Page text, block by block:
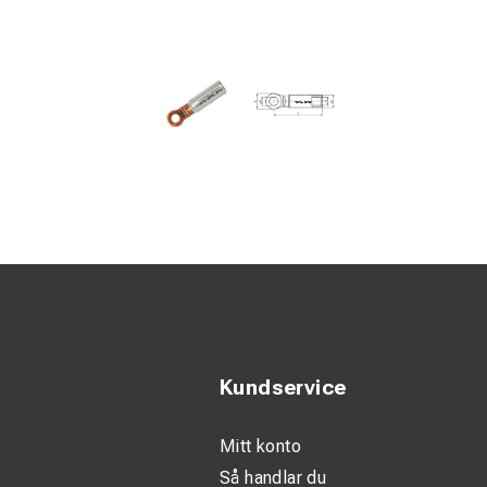
Kundservice
Mitt konto
Så handlar du